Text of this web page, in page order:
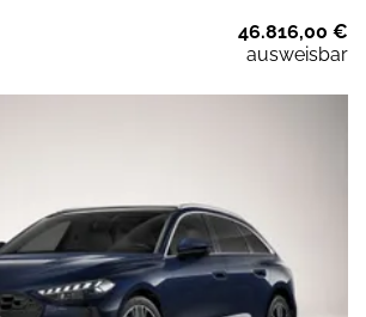
46.816,00 €
ausweisbar